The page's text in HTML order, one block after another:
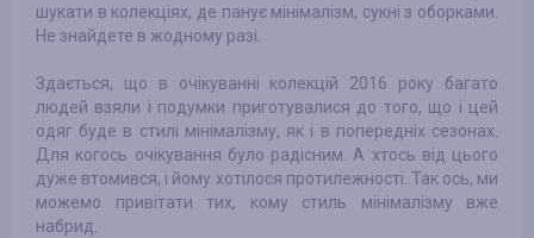
шукати в колекціях, де панує мінімалізм, сукні з оборками.
Не знайдете в жодному разі.
Здається, що в очікуванні колекцій 2016 року багато
людей взяли і подумки приготувалися до того, що і цей
одяг буде в стилі мінімалізму, як і в попередніх сезонах.
Для когось очікування було радісним. А хтось від цього
дуже втомився, і йому хотілося протилежності. Так ось, ми
можемо привітати тих, кому стиль мінімалізму вже
набрид.